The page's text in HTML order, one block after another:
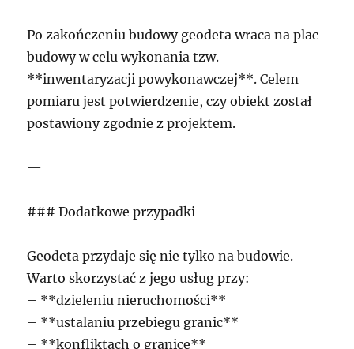
Po zakończeniu budowy geodeta wraca na plac
budowy w celu wykonania tzw.
**inwentaryzacji powykonawczej**. Celem
pomiaru jest potwierdzenie, czy obiekt został
postawiony zgodnie z projektem.
—
### Dodatkowe przypadki
Geodeta przydaje się nie tylko na budowie.
Warto skorzystać z jego usług przy:
– **dzieleniu nieruchomości**
– **ustalaniu przebiegu granic**
– **konfliktach o granice**